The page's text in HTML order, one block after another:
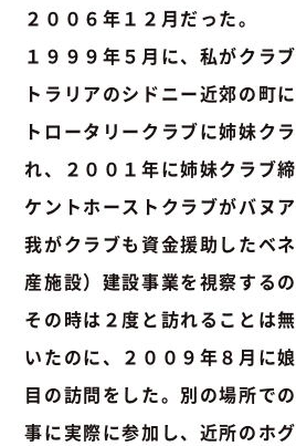
２００６年１２月だった。
１９９９年５月に、私がクラ
トラリアのシドニー近郊の町
トロータリークラブに姉妹ク
れ、２００１年に姉妹クラブ
ケントホーストクラブがバヌ
我がクラブも資金援助したベ
産施設）建設事業を視察するの
その時は２度と訪れることは
いたのに、２００９年８月に
目の訪問をした。別の場所で
事に実際に参加し、近所のホ